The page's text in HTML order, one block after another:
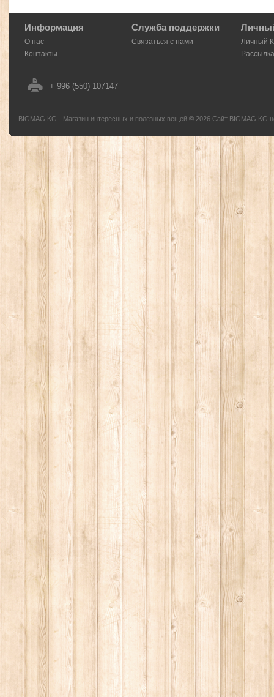
Информация
О нас
Контакты
Служба поддержки
Связаться с нами
Личный
Рассылка
+ 996 (550) 107147
BIGMAG.KG - Магазин интересных и полезных вещей © 2026 Сайт BIGMAG.KG
без письменного разрешения автора - запрещено, и будет преследоваться по